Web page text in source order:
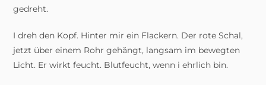
gedreht.
I dreh den Kopf. Hinter mir ein Flackern. Der rote Schal,
jetzt über einem Rohr gehängt, langsam im bewegten
Licht. Er wirkt feucht. Blutfeucht, wenn i ehrlich bin.